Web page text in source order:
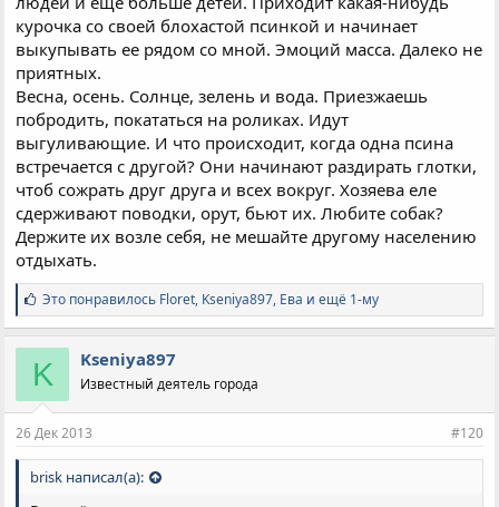
курочка со своей блохастой псинкой и начинает
выкупывать ее рядом со мной. Эмоций масса. Далеко не
приятных.
Весна, осень. Солнце, зелень и вода. Приезжаешь
побродить, покататься на роликах. Идут
выгуливающие. И что происходит, когда одна псина
встречается с другой? Они начинают раздирать глотки,
чтоб сожрать друг друга и всех вокруг. Хозяева еле
сдерживают поводки, орут, бьют их. Любите собак?
Держите их возле себя, не мешайте другому населению
отдыхать.
С
и
м
п
а
т
и
:
Это понравилось Floret, Kseniya897, Ева и ещё 1-му
K Kseniya897
Известный деятель города
26 Дек 2013 #120
brisk написал(а):